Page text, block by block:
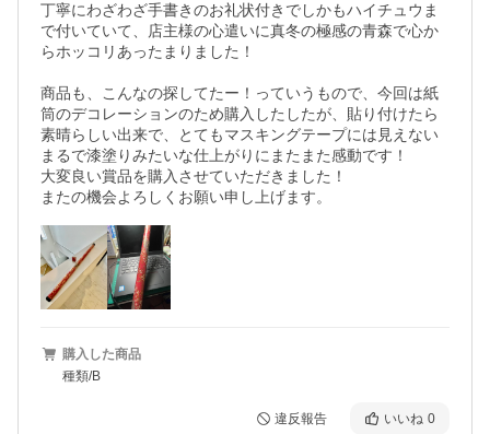
丁寧にわざわざ手書きのお礼状付きでしかもハイチュウま
で付いていて、店主様の心遣いに真冬の極感の青森で心か
らホッコリあったまりました！
商品も、こんなの探してたー！っていうもので、今回は紙
筒のデコレーションのため購入したしたが、貼り付けたら
素晴らしい出来で、とてもマスキングテープには見えない
まるで漆塗りみたいな仕上がりにまたまた感動です！
大変良い賞品を購入させていただきました！
またの機会よろしくお願い申し上げます。
購入した商品
種類/B
違反報告 いいね 0